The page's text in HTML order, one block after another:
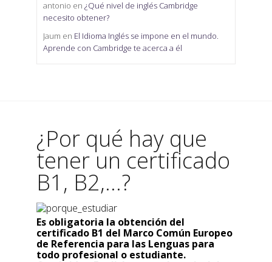
antonio en ¿Qué nivel de inglés Cambridge
necesito obtener?
Jaum en El Idioma Inglés se impone en el mundo.
Aprende con Cambridge te acerca a él
¿Por qué hay que
tener un certificado
B1, B2,...?
Es obligatoria la obtención del
certificado B1 del Marco Común Europeo
de Referencia para las Lenguas para
todo profesional o estudiante.